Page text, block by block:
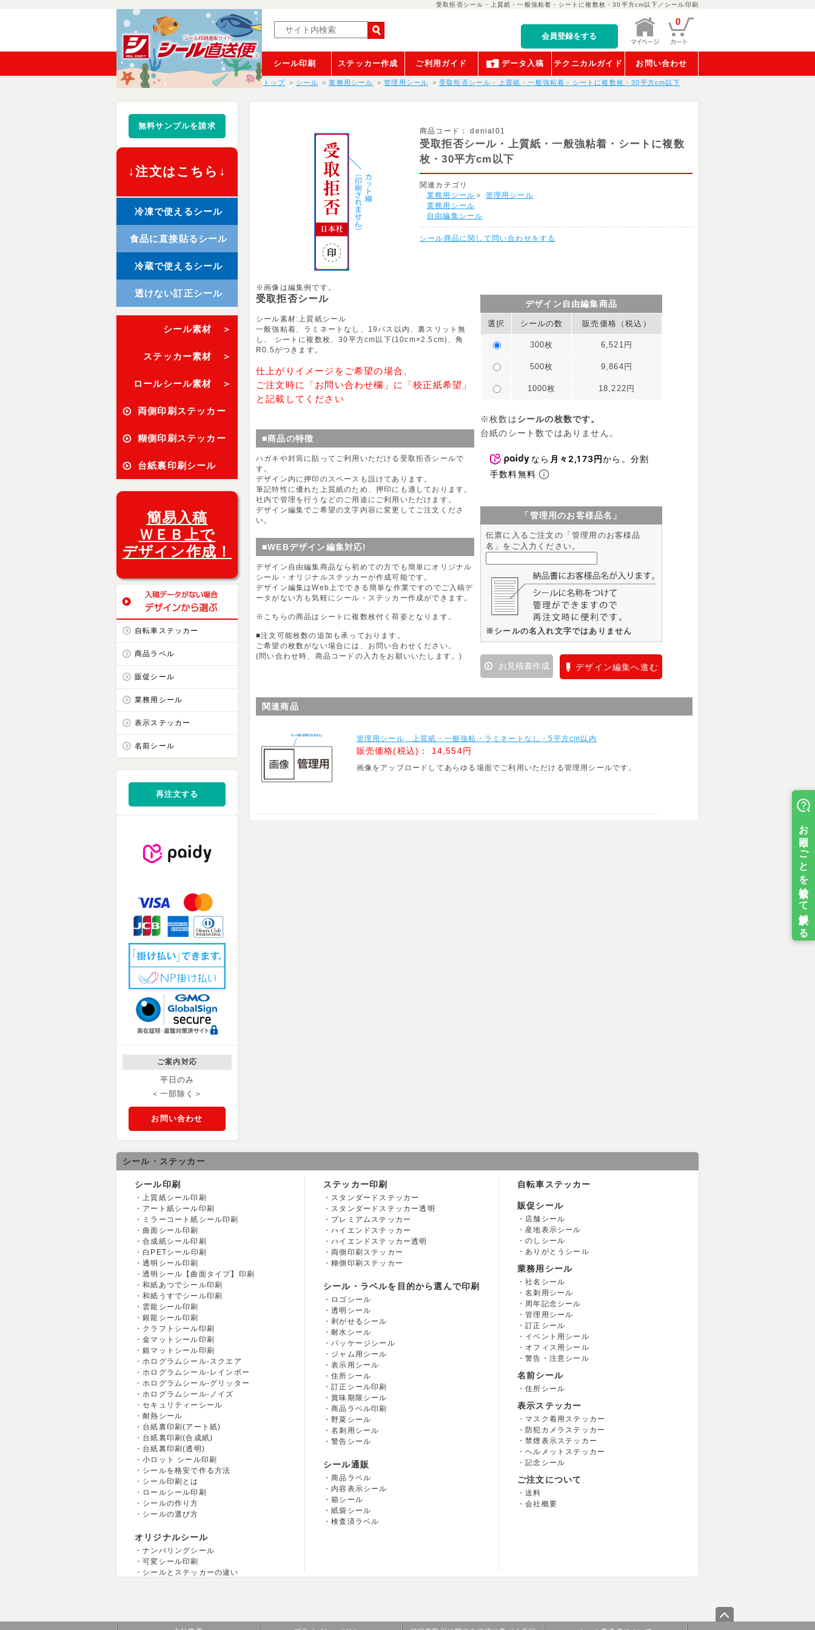
受取拒否シール・上質紙・一般強粘着・シートに複数枚・30平方cm以下／シール印刷
会員登録をする
0
シール印刷 ステッカー作成 ご利用ガイド データ入稿 テクニカルガイド お問い合わせ
トップ シール 業務用シール 管理用シール 受取拒否シール・上質紙・一般強粘着・シートに複数枚・30平方cm以下
無料サンプルを請求
↓注文はこちら↓
冷凍で使えるシール
食品に直接貼るシール
冷蔵で使えるシール
透けない訂正シール
シール素材 ＞
ステッカー素材 ＞
ロールシール素材 ＞
両側印刷ステッカー
糊側印刷ステッカー
台紙裏印刷シール
簡易入稿
ＷＥＢ上で
デザイン作成！
自転車ステッカー
商品ラベル
販促シール
業務用シール
表示ステッカー
名前シール
再注文する
ご案内対応
平日のみ
＜一部除く＞
お問い合わせ
商品コード： denial01
受取拒否シール・上質紙・一般強粘着・シートに複数
枚・30平方cm以下
関連カテゴリ
業務用シール ＞
管理用シール
業務用シール
自由編集シール
シール商品に関して問い合わせをする
※画像は編集例です。
受取拒否シール
シール素材:上質紙シール
一般強粘着、ラミネートなし、19パス以内、裏スリット無
し、 シートに複数枚、30平方cm以下(10cm×2.5cm)、角
R0.5がつきます。
仕上がりイメージをご希望の場合、
ご注文時に「お問い合わせ欄」に「校正紙希望」
と記載してください
■商品の特徴
ハガキや封筒に貼ってご利用いただける受取拒否シールで
す。
デザイン内に押印のスペースも設けてあります。
筆記特性に優れた上質紙のため、押印にも適しております。
社内で管理を行うなどのご用途にご利用いただけます。
デザイン編集でご希望の文字内容に変更してご注文くださ
い。
■WEBデザイン編集対応!
デザイン自由編集商品なら初めての方でも簡単にオリジナル
シール・オリジナルステッカーが作成可能です。
デザイン編集はWeb上でできる簡単な作業ですのでご入稿デ
ータがない方も気軽にシール・ステッカー作成ができます。
※こちらの商品はシートに複数枚付く荷姿となります。
■注文可能枚数の追加も承っております。
ご希望の枚数がない場合には、お問い合わせください。
(問い合わせ時、商品コードの入力をお願いいたします。)
デザイン自由編集商品
選択 シールの数 販売価格（税込）
300枚 6,521円
500枚 9,864円
1000枚 18,222円
※枚数はシールの枚数です。
台紙のシート数ではありません。
なら 月々2,173円から。分割
手数料無料
「管理用のお客様品名」
伝票に入るご注文の「管理用のお客様品
名」をご入力ください。
※シールの名入れ文字ではありません
お見積書作成 デザイン編集へ進む
関連商品
管理用シール 上質紙・一般強粘・ラミネートなし・5平方cm以内
販売価格(税込)： 14,554円
画像をアップロードしてあらゆる場面でご利用いただける管理用シールです。
シール・ステッカー
シール印刷
上質紙シール印刷
アート紙シール印刷
ミラーコート紙シール印刷
曲面シール印刷
合成紙シール印刷
白PETシール印刷
透明シール印刷
透明シール【曲面タイプ】印刷
和紙あつでシール印刷
和紙うすでシール印刷
雲龍シール印刷
銀龍シール印刷
クラフトシール印刷
金マットシール印刷
銀マットシール印刷
ホログラムシール-スクエア
ホログラムシール-レインボー
ホログラムシール-グリッター
ホログラムシール-ノイズ
セキュリティーシール
耐熱シール
台紙裏印刷(アート紙)
台紙裏印刷(合成紙)
台紙裏印刷(透明)
小ロット シール印刷
シールを格安で作る方法
シール印刷とは
ロールシール印刷
シールの作り方
シールの選び方
オリジナルシール
ナンバリングシール
可変シール印刷
シールとステッカーの違い
ステッカー印刷
スタンダードステッカー
スタンダードステッカー透明
プレミアムステッカー
ハイエンドステッカー
ハイエンドステッカー透明
両側印刷ステッカー
糊側印刷ステッカー
シール・ラベルを目的から選んで印刷
ロゴシール
透明シール
剥がせるシール
耐水シール
パッケージシール
ジャム用シール
表示用シール
住所シール
訂正シール印刷
賞味期限シール
商品ラベル印刷
野菜シール
名刺用シール
警告シール
シール通販
商品ラベル
内容表示シール
箱シール
紙袋シール
検査済ラベル
自転車ステッカー
販促シール
店舗シール
産地表示シール
のしシール
ありがとうシール
業務用シール
社名シール
名刺用シール
周年記念シール
管理用シール
訂正シール
イベント用シール
オフィス用シール
警告・注意シール
名前シール
住所シール
表示ステッカー
マスク着用ステッカー
防犯カメラステッカー
禁煙表示ステッカー
ヘルメットステッカー
記念シール
ご注文について
送料
会社概要